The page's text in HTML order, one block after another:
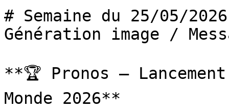
# Semaine du 25/05/
Génération image /
**🏆 Pronos –
Monde 2026**